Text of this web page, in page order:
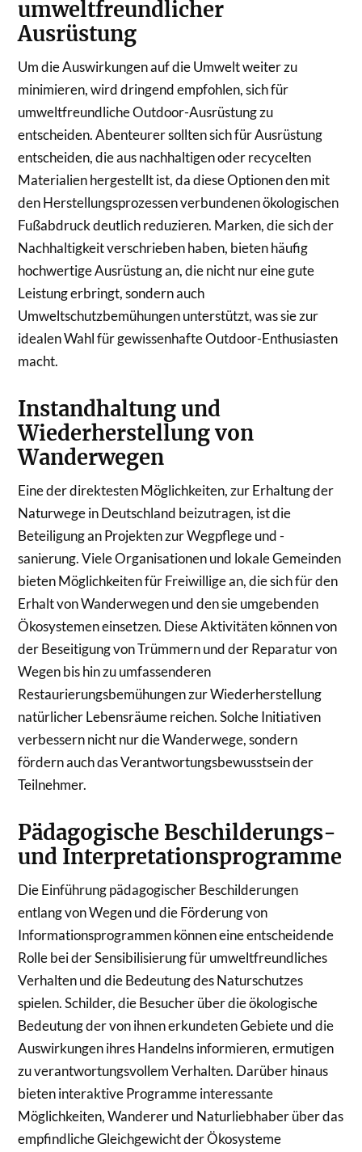
umweltfreundlicher
Ausrüstung
Um die Auswirkungen auf die Umwelt weiter zu
minimieren, wird dringend empfohlen, sich für
umweltfreundliche Outdoor-Ausrüstung zu
entscheiden. Abenteurer sollten sich für Ausrüstung
entscheiden, die aus nachhaltigen oder recycelten
Materialien hergestellt ist, da diese Optionen den mit
den Herstellungsprozessen verbundenen ökologischen
Fußabdruck deutlich reduzieren. Marken, die sich der
Nachhaltigkeit verschrieben haben, bieten häufig
hochwertige Ausrüstung an, die nicht nur eine gute
Leistung erbringt, sondern auch
Umweltschutzbemühungen unterstützt, was sie zur
idealen Wahl für gewissenhafte Outdoor-Enthusiasten
macht.
Instandhaltung und
Wiederherstellung von
Wanderwegen
Eine der direktesten Möglichkeiten, zur Erhaltung der
Naturwege in Deutschland beizutragen, ist die
Beteiligung an Projekten zur Wegpflege und -
sanierung. Viele Organisationen und lokale Gemeinden
bieten Möglichkeiten für Freiwillige an, die sich für den
Erhalt von Wanderwegen und den sie umgebenden
Ökosystemen einsetzen. Diese Aktivitäten können von
der Beseitigung von Trümmern und der Reparatur von
Wegen bis hin zu umfassenderen
Restaurierungsbemühungen zur Wiederherstellung
natürlicher Lebensräume reichen. Solche Initiativen
verbessern nicht nur die Wanderwege, sondern
fördern auch das Verantwortungsbewusstsein der
Teilnehmer.
Pädagogische Beschilderungs-
und Interpretationsprogramme
Die Einführung pädagogischer Beschilderungen
entlang von Wegen und die Förderung von
Informationsprogrammen können eine entscheidende
Rolle bei der Sensibilisierung für umweltfreundliches
Verhalten und die Bedeutung des Naturschutzes
spielen. Schilder, die Besucher über die ökologische
Bedeutung der von ihnen erkundeten Gebiete und die
Auswirkungen ihres Handelns informieren, ermutigen
zu verantwortungsvollem Verhalten. Darüber hinaus
bieten interaktive Programme interessante
Möglichkeiten, Wanderer und Naturliebhaber über das
empfindliche Gleichgewicht der Ökosysteme